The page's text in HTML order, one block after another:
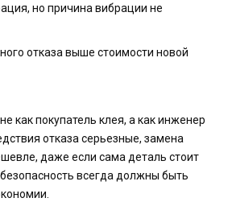
но причина вибрации не
отказа выше стоимости новой
как покупатель клея, а как инженер
отказа серьезные, замена
даже если сама деталь стоит
всегда должны быть